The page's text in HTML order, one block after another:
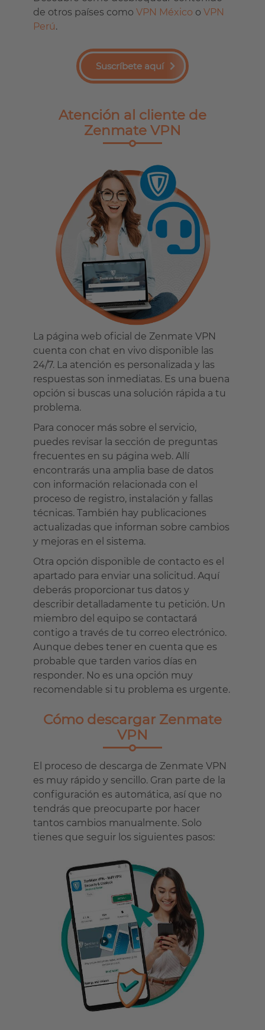
de otros países como VPN México o VPN
Perú.
Suscríbete aquí
Atención al cliente de
Zenmate VPN
La página web oficial de Zenmate VPN
cuenta con chat en vivo disponible las
24/7. La atención es personalizada y las
respuestas son inmediatas. Es una buena
opción si buscas una solución rápida a tu
problema.
Para conocer más sobre el servicio,
puedes revisar la sección de preguntas
frecuentes en su página web. Allí
encontrarás una amplia base de datos
con información relacionada con el
proceso de registro, instalación y fallas
técnicas. También hay publicaciones
actualizadas que informan sobre cambios
y mejoras en el sistema.
Otra opción disponible de contacto es el
apartado para enviar una solicitud. Aquí
deberás proporcionar tus datos y
describir detalladamente tu petición. Un
miembro del equipo se contactará
contigo a través de tu correo electrónico.
Aunque debes tener en cuenta que es
probable que tarden varios días en
responder. No es una opción muy
recomendable si tu problema es urgente.
Cómo descargar Zenmate
VPN
El proceso de descarga de Zenmate VPN
es muy rápido y sencillo. Gran parte de la
configuración es automática, así que no
tendrás que preocuparte por hacer
tantos cambios manualmente. Solo
tienes que seguir los siguientes pasos: